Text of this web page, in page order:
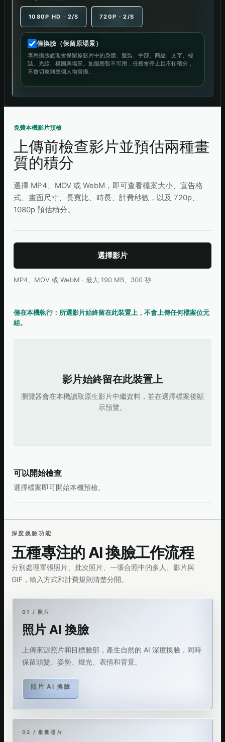
1080P HD · 2/S 720P · 2/S
僅換臉（保留原場景）
專用換臉處理會保留原影片中的身體、服裝、手部、商品、文字、標
誌、光線、構圖與場景。如服務暫不可用，任務會停止且不扣積分，
不會切換到整個人物替換。
免費本機影片預檢
上傳前檢查影片並預估兩種畫
質的積分
選擇 MP4、MOV 或 WebM，即可查看檔案大小、宣告格
式、畫面尺寸、長寬比、時長、計費秒數，以及 720p、
1080p 預估積分。
選擇影片
MP4、MOV 或 WebM · 最大 190 MB、300 秒
僅在本機執行：所選影片始終留在此裝置上，不會上傳任何檔案位元
組。
影片始終留在此裝置上
瀏覽器會在本機讀取原生影片中繼資料，並在選擇檔案後顯
示預覽。
可以開始檢查
選擇檔案即可開始本機預檢。
深度換臉功能
五種專注的 AI 換臉工作流程
分別處理單張照片、批次照片、一張合照中的多人、影片與
GIF，輸入方式和計費規則清楚分開。
01 / 照片
照片 AI 換臉
上傳來源照片和目標臉部，產生自然的 AI 深度換臉，同時
保留頭髮、姿勢、燈光、表情和背景。
照片 AI 換臉
02 / 批量照片